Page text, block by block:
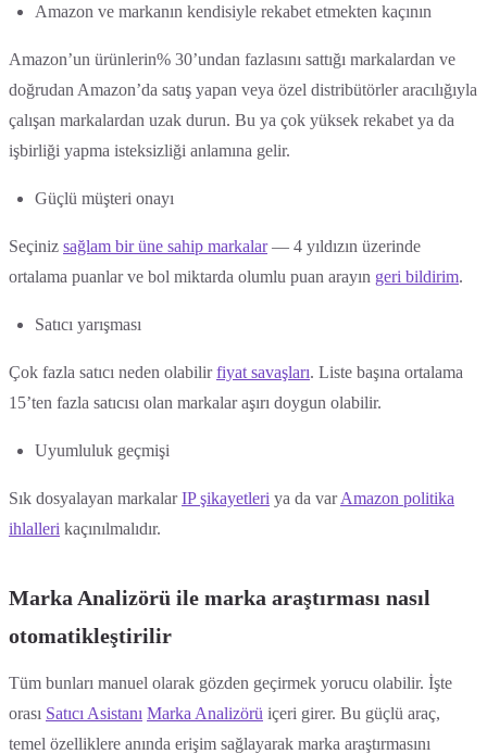
Amazon ve markanın kendisiyle rekabet etmekten kaçının
Amazon’un ürünlerin% 30’undan fazlasını sattığı markalardan ve
doğrudan Amazon’da satış yapan veya özel distribütörler aracılığıyla
çalışan markalardan uzak durun. Bu ya çok yüksek rekabet ya da
işbirliği yapma isteksizliği anlamına gelir.
Güçlü müşteri onayı
Seçiniz sağlam bir üne sahip markalar— 4 yıldızın üzerinde
ortalama puanlar ve bol miktarda olumlu puan arayın geri bildirim.
Satıcı yarışması
Çok fazla satıcı neden olabilirfiyat savaşları. Liste başına ortalama
15’ten fazla satıcısı olan markalar aşırı doygun olabilir.
Uyumluluk geçmişi
Sık dosyalayan markalarIP şikayetleri ya da varAmazon politika
ihlalleri kaçınılmalıdır.
Marka Analizörü ile marka araştırması nasıl
otomatikleştirilir
Tüm bunları manuel olarak gözden geçirmek yorucu olabilir. İşte
orası Satıcı Asistanı Marka Analizörü içeri girer. Bu güçlü araç,
temel özelliklere anında erişim sağlayarak marka araştırmasını